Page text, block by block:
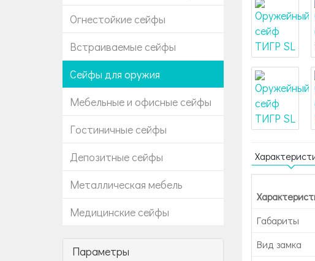
Огнестойкие сейфы
Встраиваемые сейфы
Сейфы для оружия
Мебельные и офисные сейфы
Гостиничные сейфы
Депозитные сейфы
Металлическая мебель
Медицинские сейфы
Параметры
Габариты
Вид замка